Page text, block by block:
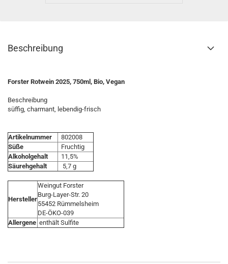
Beschreibung
Forster Rotwein 2025, 750ml, Bio, Vegan
Beschreibung
süffig, charmant, lebendig-frisch
Artikelnummer
802008
Süße
Fruchtig
Alkoholgehalt
11,5%
Säurehgehalt
5,7 g
Hersteller
Weingut Forster
Burg-Layer-Str. 20
55452 Rümmelsheim
DE-ÖKO-039
Allergene enthält Sulfite